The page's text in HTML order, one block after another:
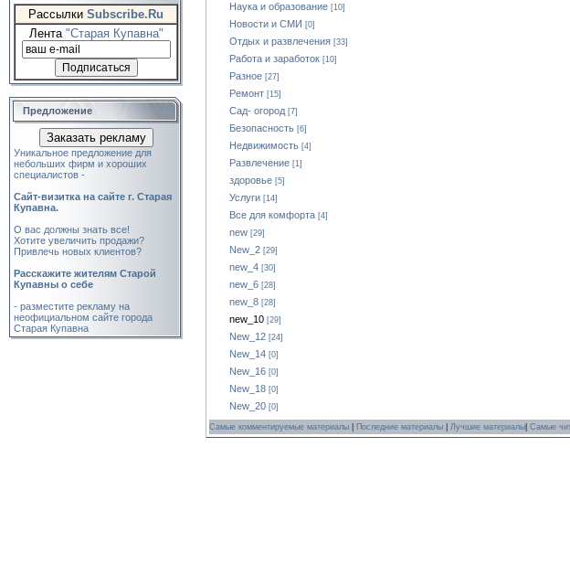
Рассылки Subscribe.Ru
Лента "Старая Купавна"
Предложение
Заказать рекламу
Уникальное предложение для
небольших фирм и хороших
специалистов -
Cайт-визитка на сайте г. Старая
Купавна.
О вас должны знать все!
Хотите увеличить продажи?
Привлечь новых клиентов?
Расскажите жителям Старой
Купавны о себе
- разместите рекламу на
неофициальном сайте города
Старая Купавна
Наука и образование [10]
Новости и СМИ [0]
Отдых и развлечения [33]
Работа и заработок [10]
Разное [27]
Ремонт [15]
Сад- огород [7]
Безопасность [6]
Недвижимость [4]
Развлечение [1]
здоровье [5]
Услуги [14]
Все для комфорта [4]
new [29]
New_2 [29]
new_4 [30]
new_6 [28]
new_8 [28]
new_10 [29]
New_12 [24]
New_14 [0]
New_16 [0]
New_18 [0]
New_20 [0]
Самые комментируемые материалы Последние материалы Лучшие материалы Самые